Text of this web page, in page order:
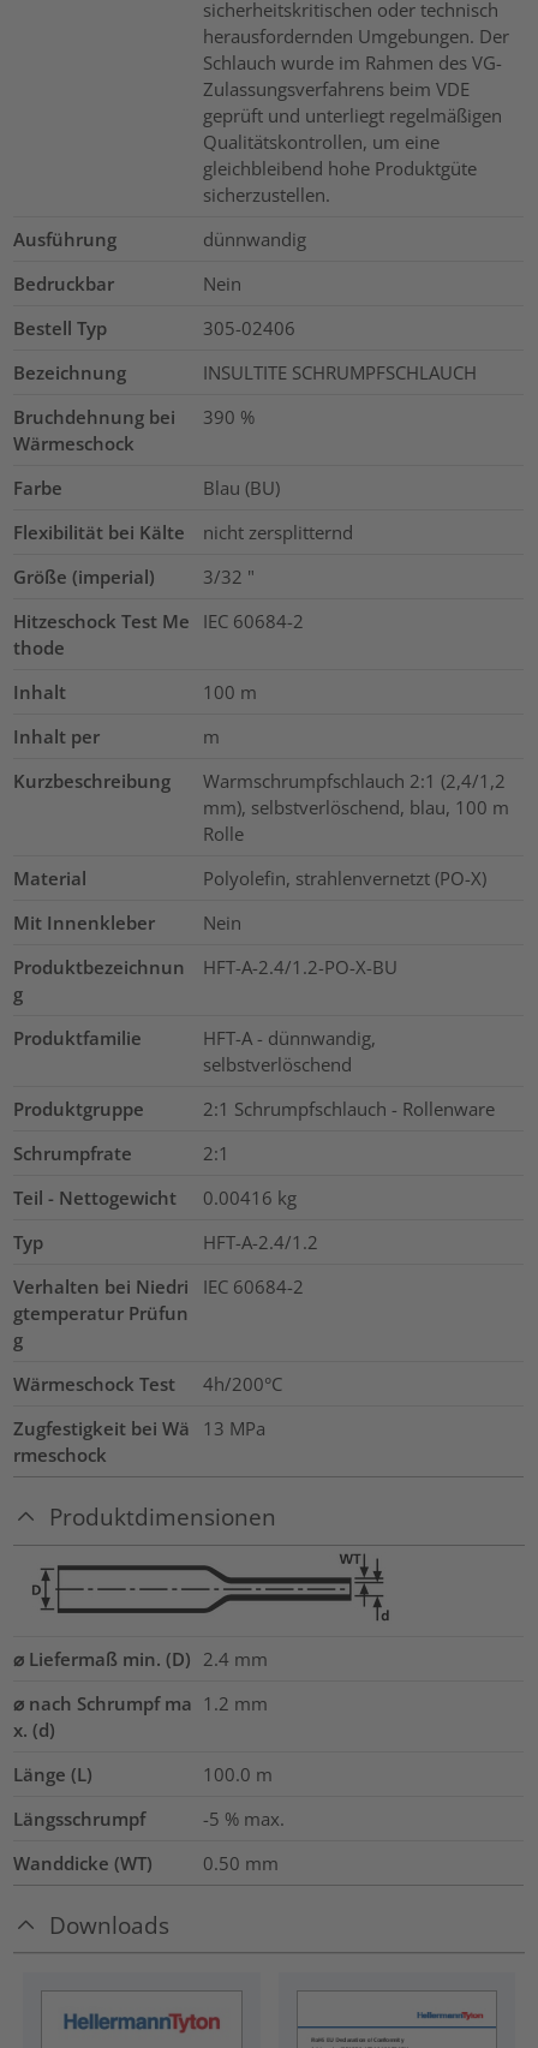
sicherheitskritischen oder technisch
herausfordernden Umgebungen. Der
Schlauch wurde im Rahmen des VG-
Zulassungsverfahrens beim VDE
geprüft und unterliegt regelmäßigen
Qualitätskontrollen, um eine
gleichbleibend hohe Produktgüte
sicherzustellen.
Ausführung
dünnwandig
Bedruckbar
Nein
Bestell Typ
305-02406
Bezeichnung
INSULTITE SCHRUMPFSCHLAUCH
Bruchdehnung bei
Wärmeschock
390 %
Farbe
Blau (BU)
Flexibilität bei Kälte
nicht zersplitternd
Größe (imperial)
3/32 "
Hitzeschock Test Me
thode
IEC 60684-2
Inhalt 100 m
Inhalt per
m
Kurzbeschreibung
Warmschrumpfschlauch 2:1 (2,4/1,2
mm), selbstverlöschend, blau, 100 m
Rolle
Material
Polyolefin, strahlenvernetzt (PO-X)
Mit Innenkleber
Nein
Produktbezeichnun
g
HFT-A-2.4/1.2-PO-X-BU
Produktfamilie
HFT-A - dünnwandig,
selbstverlöschend
Produktgruppe
2:1 Schrumpfschlauch - Rollenware
Schrumpfrate
2:1
Teil - Nettogewicht
0.00416 kg
Typ
HFT-A-2.4/1.2
Verhalten bei Niedri
gtemperatur Prüfun
g
IEC 60684-2
Wärmeschock Test
4h/200°C
Zugfestigkeit bei Wä
rmeschock
13 MPa
Produktdimensionen
⌀ Liefermaß min. (D) 2.4 mm
⌀ nach Schrumpf ma
x. (d)
1.2 mm
Länge (L) 100.0 m
Längsschrumpf
-5 % max.
Wanddicke (WT)
0.50 mm
Downloads